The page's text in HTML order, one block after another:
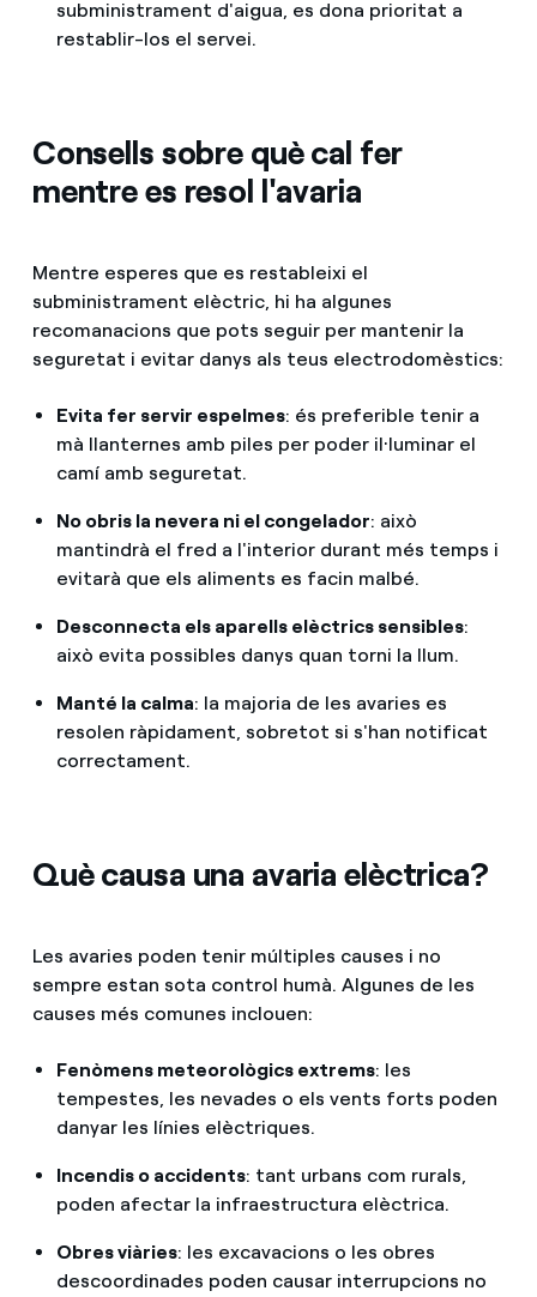
subministrament d'aigua, es dona prioritat a
restablir-los el servei.
Consells sobre què cal fer
mentre es resol l'avaria
Mentre esperes que es restableixi el
subministrament elèctric, hi ha algunes
recomanacions que pots seguir per mantenir la
seguretat i evitar danys als teus electrodomèstics:
Evita fer servir espelmes: és preferible tenir a
mà llanternes amb piles per poder il·luminar el
camí amb seguretat.
No obris la nevera ni el congelador: això
mantindrà el fred a l'interior durant més temps i
evitarà que els aliments es facin malbé.
Desconnecta els aparells elèctrics sensibles:
això evita possibles danys quan torni la llum.
Manté la calma: la majoria de les avaries es
resolen ràpidament, sobretot si s'han notificat
correctament.
Què causa una avaria elèctrica?
Les avaries poden tenir múltiples causes i no
sempre estan sota control humà. Algunes de les
causes més comunes inclouen:
Fenòmens meteorològics extrems: les
tempestes, les nevades o els vents forts poden
danyar les línies elèctriques.
Incendis o accidents: tant urbans com rurals,
poden afectar la infraestructura elèctrica.
Obres viàries: les excavacions o les obres
descoordinades poden causar interrupcions no